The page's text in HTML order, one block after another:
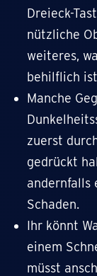
Dreieck-
nützliche
weiteres,
behilflich
Manche
zuerst
gedrückt
andernfalls
Schaden.
Ihr könnt
einem
müsst